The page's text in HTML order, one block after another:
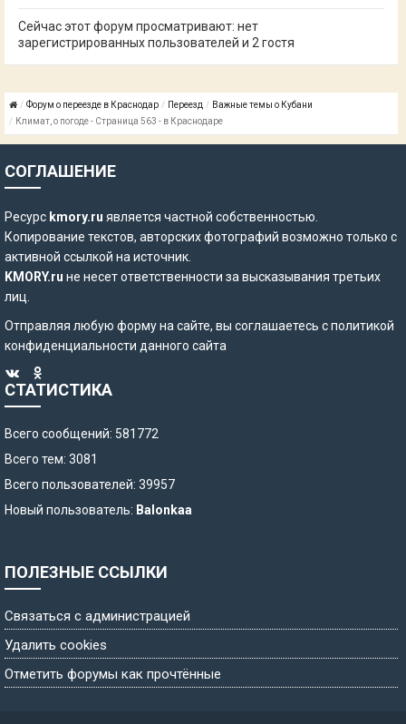
Сейчас этот форум просматривают: нет
зарегистрированных пользователей и 2 гостя
Форум о переезде в Краснодар Переезд
Важные темы о Кубани
Климат, о погоде - Страница 563 - в Краснодаре
СОГЛАШЕНИЕ
Ресурс kmory.ru является частной собственностью.
Копирование текстов, авторских фотографий возможно только с
активной ссылкой на источник.
KMORY.ru не несет ответственности за высказывания третьих
лиц.
Отправляя любую форму на сайте, вы соглашаетесь сполитикой
конфиденциальности данного сайта
СТАТИСТИКА
Всего сообщений: 581772
Всего тем: 3081
Всего пользователей: 39957
Новый пользователь: Balonkaa
ПОЛЕЗНЫЕ ССЫЛКИ
Связаться с администрацией
Удалить cookies
Отметить форумы как прочтённые